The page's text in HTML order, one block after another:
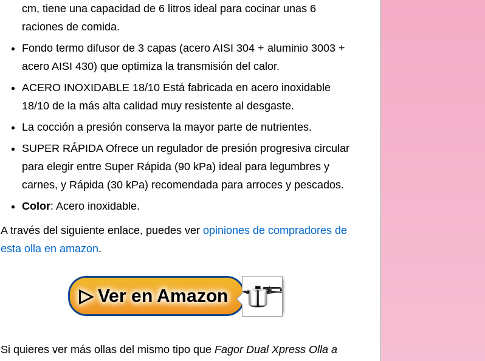
cm, tiene una capacidad de 6 litros ideal para cocinar unas 6
raciones de comida.
Fondo termo difusor de 3 capas (acero AISI 304 + aluminio 3003 +
acero AISI 430) que optimiza la transmisión del calor.
ACERO INOXIDABLE 18/10 Está fabricada en acero inoxidable
18/10 de la más alta calidad muy resistente al desgaste.
La cocción a presión conserva la mayor parte de nutrientes.
SUPER RÁPIDA Ofrece un regulador de presión progresiva circular
para elegir entre Super Rápida (90 kPa) ideal para legumbres y
carnes, y Rápida (30 kPa) recomendada para arroces y pescados.
Color: Acero inoxidable.
A través del siguiente enlace, puedes ver opiniones de compradores de
esta olla en amazon.
Si quieres ver más ollas del mismo tipo que Fagor Dual Xpress Olla a